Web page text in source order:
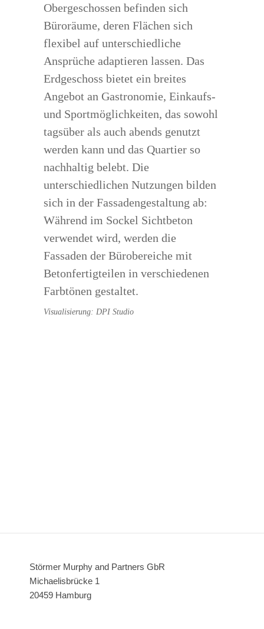
Obergeschossen befinden sich
Büroräume, deren Flächen sich
flexibel auf unterschiedliche
Ansprüche adaptieren lassen. Das
Erdgeschoss bietet ein breites
Angebot an Gastronomie, Einkaufs-
und Sportmöglichkeiten, das sowohl
tagsüber als auch abends genutzt
werden kann und das Quartier so
nachhaltig belebt. Die
unterschiedlichen Nutzungen bilden
sich in der Fassadengestaltung ab:
Während im Sockel Sichtbeton
verwendet wird, werden die
Fassaden der Bürobereiche mit
Betonfertigteilen in verschiedenen
Farbtönen gestaltet.
Visualisierung: DPI Studio
Störmer Murphy and Partners GbR
Michaelisbrücke 1
20459 Hamburg